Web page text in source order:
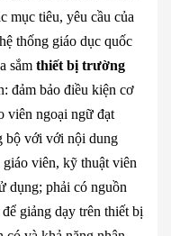
mục tiêu, yêu cầu của
thống giáo dục quốc
sắm thiết bị trường
đảm bảo điều kiện cơ
viên ngoại ngữ đạt
bộ với với nội dung
viên, kỹ thuật viên
dụng; phải có nguồn
giảng dạy trên thiết bị